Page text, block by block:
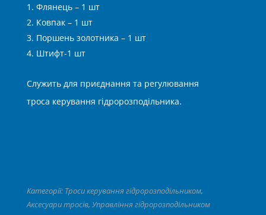
Флянець – 1 шт
Ковпак – 1 шт
Поршень золотника – 1 шт
Штифт-1 шт
Служить для приєднання та регулювання
троса керування гідророзподільника.
Категорії: Троси керування гідророзподільником,
Аксесуари тросів, Управління гідророзподільником